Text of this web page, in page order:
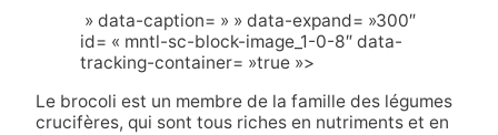
» data-caption= » » data-expand= »300″
id= « mntl-sc-block-image_1-0-8″ data-
tracking-container= »true »>
Le brocoli est un membre de la famille des légumes
crucifères, qui sont tous riches en nutriments et en